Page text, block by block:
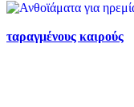
ταραγμένους καιρούς